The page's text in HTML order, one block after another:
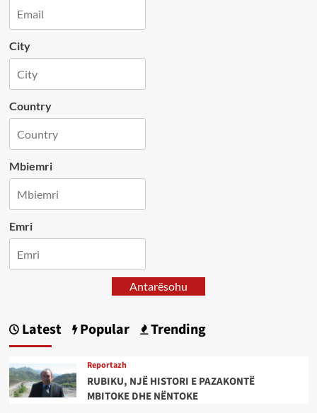
City
Country
Mbiemri
Emri
Antarësohu
Latest Popular Trending
Reportazh
RUBIKU, NJË HISTORI E PAZAKONTË
MBITOKE DHE NËNTOKE